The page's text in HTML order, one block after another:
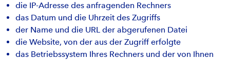
die IP-Adresse des anfragenden Rechners
das Datum und die Uhrzeit des Zugriffs
der Name und die URL der abgerufenen Datei
die Website, von der aus der Zugriff erfolgte
das Betriebssystem Ihres Rechners und der von Ihnen